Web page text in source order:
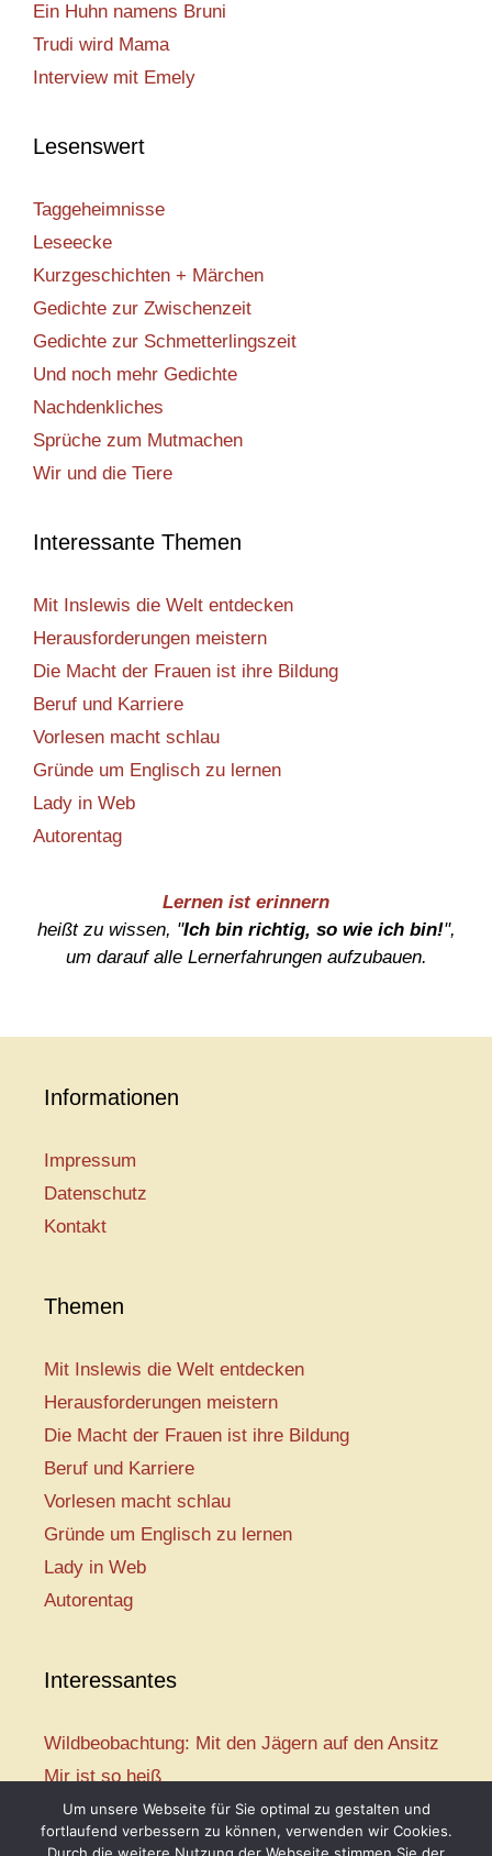
Ein Huhn namens Bruni
Trudi wird Mama
Interview mit Emely
Lesenswert
Taggeheimnisse
Leseecke
Kurzgeschichten + Märchen
Gedichte zur Zwischenzeit
Gedichte zur Schmetterlingszeit
Und noch mehr Gedichte
Nachdenkliches
Sprüche zum Mutmachen
Wir und die Tiere
Interessante Themen
Mit Inslewis die Welt entdecken
Herausforderungen meistern
Die Macht der Frauen ist ihre Bildung
Beruf und Karriere
Vorlesen macht schlau
Gründe um Englisch zu lernen
Lady in Web
Autorentag
Lernen ist erinnern
heißt zu wissen, "Ich bin richtig, so wie ich bin!",
um darauf alle Lernerfahrungen aufzubauen.
Informationen
Impressum
Datenschutz
Kontakt
Themen
Mit Inslewis die Welt entdecken
Herausforderungen meistern
Die Macht der Frauen ist ihre Bildung
Beruf und Karriere
Vorlesen macht schlau
Gründe um Englisch zu lernen
Lady in Web
Autorentag
Interessantes
Wildbeobachtung: Mit den Jägern auf den Ansitz
Mir ist so heiß
Mission: Rettungsschwimmer
Vogelwelt-Entdeckertour
Um unsere Webseite für Sie optimal zu gestalten und
fortlaufend verbessern zu können, verwenden wir Cookies.